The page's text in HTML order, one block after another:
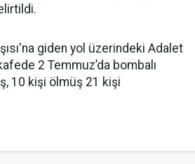
giden yol üzerindeki Adalet
2 Temmuz’da bombalı
10 kişi ölmüş 21 kişi